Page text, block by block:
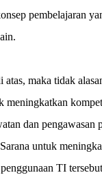
pembelajaran
atas, maka tidak
meningkatkan
dan pengawasan
untuk
TI